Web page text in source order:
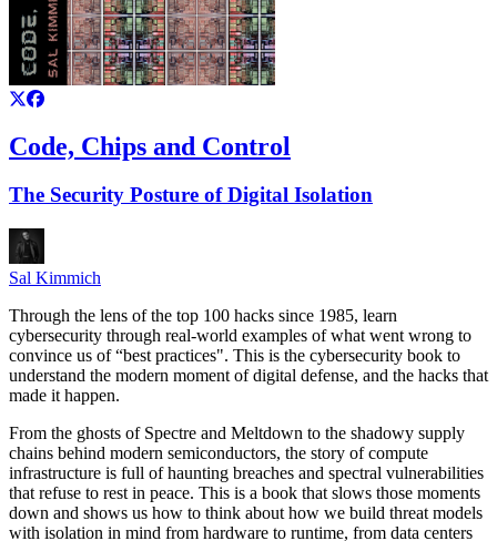
Code, Chips and Control
The Security Posture of Digital Isolation
Sal Kimmich
Through the lens of the top 100 hacks since 1985, learn
cybersecurity through real-world examples of what went wrong to
convince us of “best practices". This is the cybersecurity book to
understand the modern moment of digital defense, and the hacks that
made it happen.
From the ghosts of Spectre and Meltdown to the shadowy supply
chains behind modern semiconductors, the story of compute
infrastructure is full of haunting breaches and spectral vulnerabilities
that refuse to rest in peace. This is a book that slows those moments
down and shows us how to think about how we build threat models
with isolation in mind from hardware to runtime, from data centers